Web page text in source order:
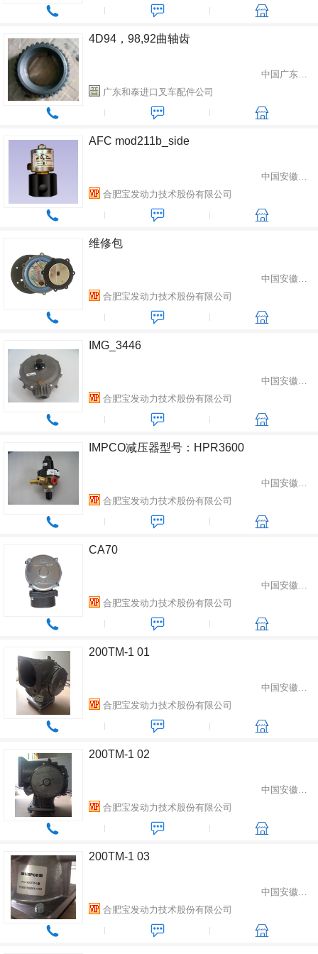
4D94，98,92曲轴齿
中国广东省广州市
广东和泰进口叉车配件公司
AFC mod211b_side
中国安徽省合肥市
合肥宝发动力技术股份有限公司
维修包
中国安徽省合肥市
合肥宝发动力技术股份有限公司
IMG_3446
中国安徽省合肥市
合肥宝发动力技术股份有限公司
IMPCO减压器型号：HPR3600
中国安徽省合肥市
合肥宝发动力技术股份有限公司
CA70
中国安徽省合肥市
合肥宝发动力技术股份有限公司
200TM-1 01
中国安徽省合肥市
合肥宝发动力技术股份有限公司
200TM-1 02
中国安徽省合肥市
合肥宝发动力技术股份有限公司
200TM-1 03
中国安徽省合肥市
合肥宝发动力技术股份有限公司